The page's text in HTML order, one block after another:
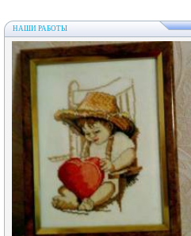
НАШИ РАБОТЫ